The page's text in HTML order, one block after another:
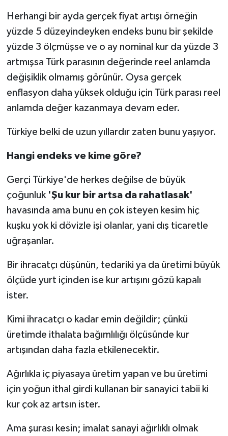
Herhangi bir ayda gerçek fiyat artışı örneğin
yüzde 5 düzeyindeyken endeks bunu bir şekilde
yüzde 3 ölçmüşse ve o ay nominal kur da yüzde 3
artmışsa Türk parasının değerinde reel anlamda
değişiklik olmamış görünür. Oysa gerçek
enflasyon daha yüksek olduğu için Türk parası reel
anlamda değer kazanmaya devam eder.
Türkiye belki de uzun yıllardır zaten bunu yaşıyor.
Hangi endeks ve kime göre?
Gerçi Türkiye'de herkes değilse de büyük
çoğunluk 'Şu kur bir artsa da rahatlasak'
havasında ama bunu en çok isteyen kesim hiç
kuşku yok ki dövizle işi olanlar, yani dış ticaretle
uğraşanlar.
Bir ihracatçı düşünün, tedariki ya da üretimi büyük
ölçüde yurt içinden ise kur artışını gözü kapalı
ister.
Kimi ihracatçı o kadar emin değildir; çünkü
üretimde ithalata bağımlılığı ölçüsünde kur
artışından daha fazla etkilenecektir.
Ağırlıkla iç piyasaya üretim yapan ve bu üretimi
için yoğun ithal girdi kullanan bir sanayici tabii ki
kur çok az artsın ister.
Ama şurası kesin; imalat sanayi ağırlıklı olmak